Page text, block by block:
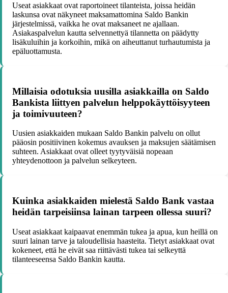
Useat asiakkaat ovat raportoineet tilanteista, joissa heidän
laskunsa ovat näkyneet maksamattomina Saldo Bankin
järjestelmissä, vaikka he ovat maksaneet ne ajallaan.
Asiakaspalvelun kautta selvennettyä tilannetta on päädytty
lisäkuluihin ja korkoihin, mikä on aiheuttanut turhautumista ja
epäluottamusta.
Millaisia odotuksia uusilla asiakkailla on Saldo
Bankista liittyen palvelun helppokäyttöisyyteen
ja toimivuuteen?
Uusien asiakkaiden mukaan Saldo Bankin palvelu on ollut
pääosin positiivinen kokemus avauksen ja maksujen säätämisen
suhteen. Asiakkaat ovat olleet tyytyväisiä nopeaan
yhteydenottoon ja palvelun selkeyteen.
Kuinka asiakkaiden mielestä Saldo Bank vastaa
heidän tarpeisiinsa lainan tarpeen ollessa suuri?
Useat asiakkaat kaipaavat enemmän tukea ja apua, kun heillä on
suuri lainan tarve ja taloudellisia haasteita. Tietyt asiakkaat ovat
kokeneet, että he eivät saa riittävästi tukea tai selkeyttä
tilanteeseensa Saldo Bankin kautta.